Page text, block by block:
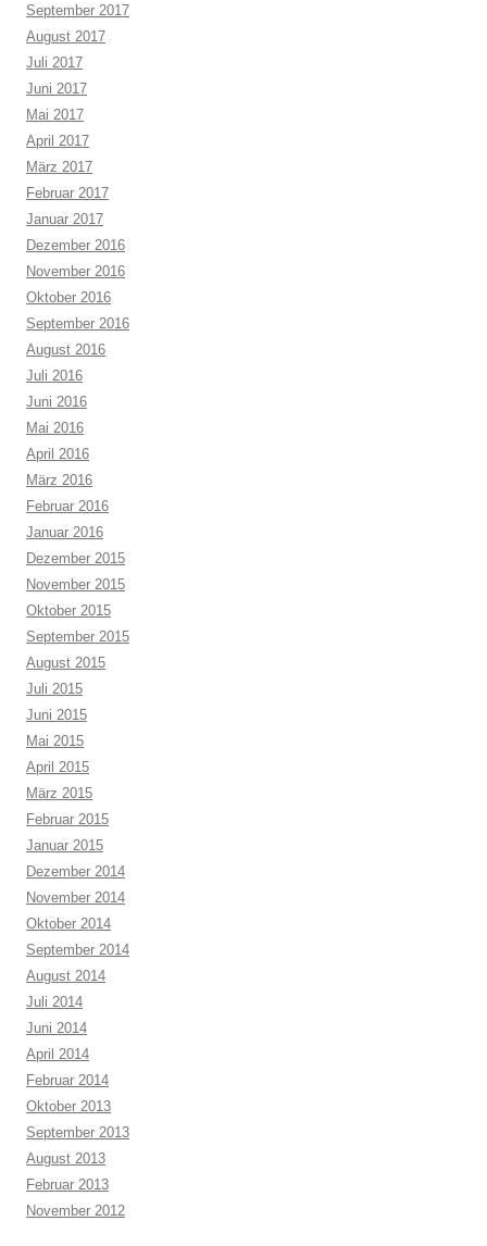
September 2017
August 2017
Juli 2017
Juni 2017
Mai 2017
April 2017
März 2017
Februar 2017
Januar 2017
Dezember 2016
November 2016
Oktober 2016
September 2016
August 2016
Juli 2016
Juni 2016
Mai 2016
April 2016
März 2016
Februar 2016
Januar 2016
Dezember 2015
November 2015
Oktober 2015
September 2015
August 2015
Juli 2015
Juni 2015
Mai 2015
April 2015
März 2015
Februar 2015
Januar 2015
Dezember 2014
November 2014
Oktober 2014
September 2014
August 2014
Juli 2014
Juni 2014
April 2014
Februar 2014
Oktober 2013
September 2013
August 2013
Februar 2013
November 2012